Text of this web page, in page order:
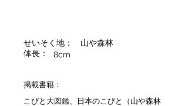
せいそく地：
山や森林
体長：
8cm
掲載書籍：
こびと大図鑑、日本のこびと（山や森林